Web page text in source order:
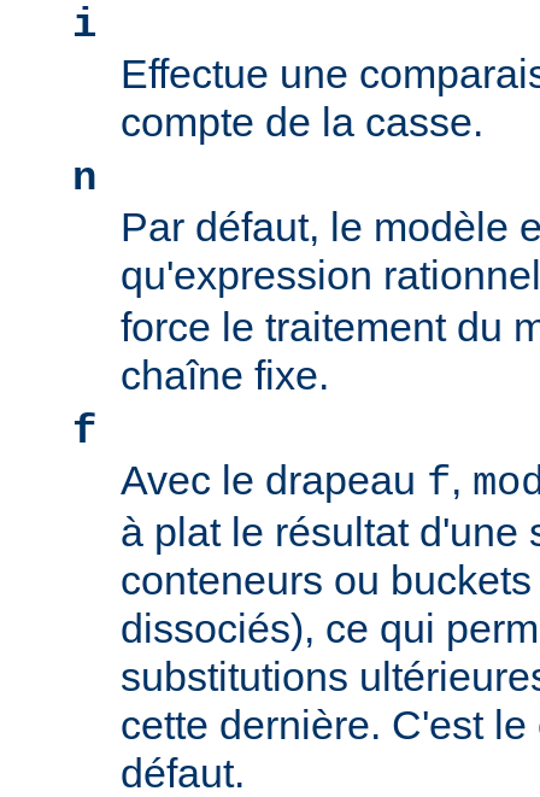
i
Effectue une
compte de la casse.
n
Par défaut, le modèle
qu'expression
force le traitement du
chaîne fixe.
f
Avec le drapeau f,
à plat le résultat d'une
conteneurs ou
dissociés), ce qui
substitutions
cette dernière. C'est
défaut.